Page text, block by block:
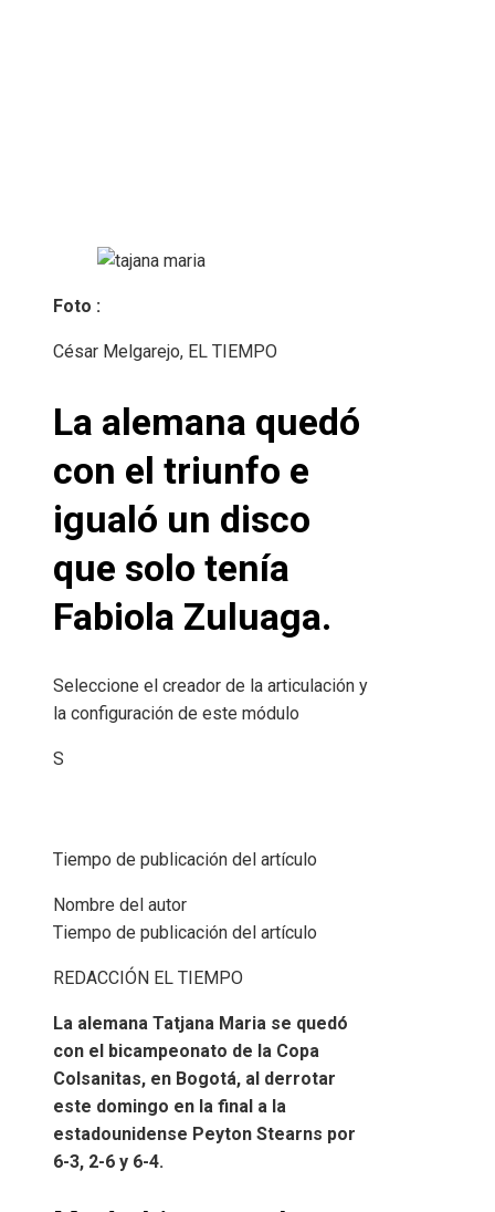
Foto :
César Melgarejo, EL TIEMPO
La alemana quedó
con el triunfo e
igualó un disco
que solo tenía
Fabiola Zuluaga.
Seleccione el creador de la articulación y
la configuración de este módulo
S
Tiempo de publicación del artículo
Nombre del autor
Tiempo de publicación del artículo
REDACCIÓN EL TIEMPO
La alemana Tatjana Maria se quedó
con el bicampeonato de la Copa
Colsanitas, en Bogotá, al derrotar
este domingo en la final a la
estadounidense Peyton Stearns por
6-3, 2-6 y 6-4.